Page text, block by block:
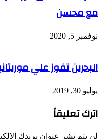
مع محسن
نوفمبر 5, 2020
البحرين تفوز علي
يوليو 30, 2019
اترك تعليقاً
لن يتم نشر عنوان بريدك